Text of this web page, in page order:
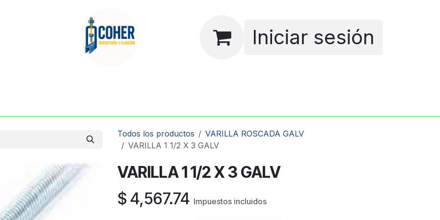
Iniciar sesión
Todos los productos
VARILLA ROSCADA GALV
VARILLA 1 1/2 X 3 GALV
VARILLA 1 1/2 X 3 GALV
$ 4,567.74 Impuestos incluidos